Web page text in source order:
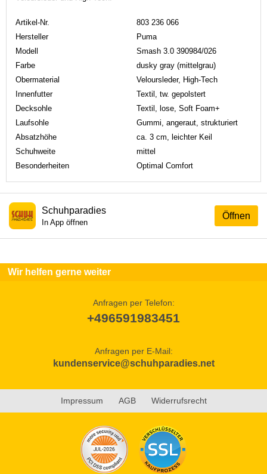
Artikel-Nr.
803 236 066
Hersteller
Puma
Modell
Smash 3.0 390984/026
Farbe
dusky gray (mittelgrau)
Obermaterial
Veloursleder, High-Tech
Innenfutter
Textil, tw. gepolstert
Decksohle
Textil, lose, Soft Foam+
Laufsohle
Gummi, angeraut, strukturiert
Absatzhöhe
ca. 3 cm, leichter Keil
Schuhweite
mittel
Besonderheiten
Optimal Comfort
Öffnen
Schuhparadies
In App öffnen
Wir helfen gerne weiter
Anfragen per Telefon:
+496591983451
Anfragen per E-Mail:
kundenservice@schuhparadies.net
Impressum AGB Widerrufsrecht